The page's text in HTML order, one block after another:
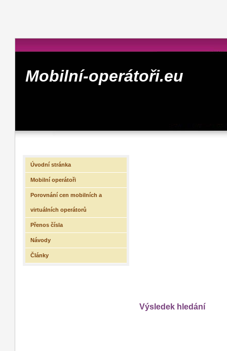
Mobilní-operátoři.eu
Výsledek hledání
Úvodní stránka
Mobilní operátoři
Porovnání cen mobilních a
virtuálních operátorů
Přenos čísla
Návody
Články